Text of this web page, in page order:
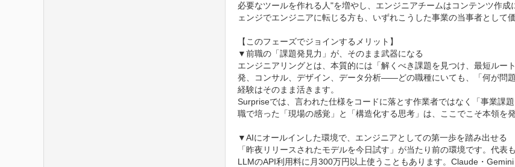
必要なツールを作れる人"を増やし、エンジニアチームはコンテンツ作
ェンジでエンジニアに転じる方も、いずれこうした事業の当事者として
【このフェーズでジョインするメリット】
▼前職の「課題発見力」が、そのまま武器になる
エンジニアリングとは、本質的には「解くべき課題を見つけ、最短ルー
発、コンサル、デザイン、データ分析——どの職種にいても、「何が問
経験はそのまま活きます。
Surpriseでは、言われた仕様をコードに落とす作業者ではなく「事業課
職で培った「現場の感覚」と「構造化する思考」は、ここでこそ本領を発
▼AIにオールインした環境で、エンジニアとしての第一歩を踏み出せる
「昨夜リリースされたモデルを今日試す」が当たり前の環境です。代
LLMのAPI利用料に月300万円以上使うこともあります。Claude・